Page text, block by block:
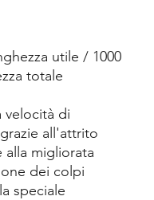
utile / 1000
totale
velocità di
all'attrito
migliorata
dei colpi
speciale